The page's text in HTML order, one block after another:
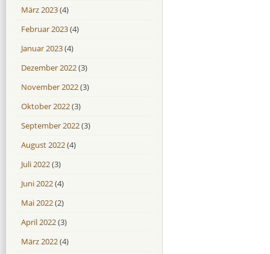
März 2023(4)
Februar 2023(4)
Januar 2023(4)
Dezember 2022(3)
November 2022(3)
Oktober 2022(3)
September 2022(3)
August 2022(4)
Juli 2022(3)
Juni 2022(4)
Mai 2022(2)
April 2022(3)
März 2022(4)